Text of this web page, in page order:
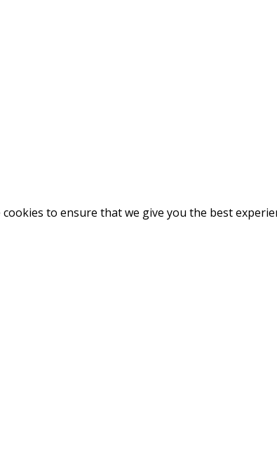
cookies to ensure that we give you the best